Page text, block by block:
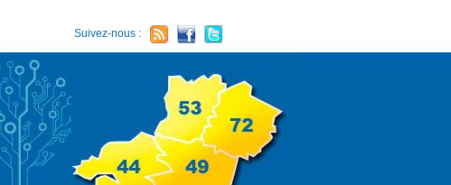
Suivez-nous :